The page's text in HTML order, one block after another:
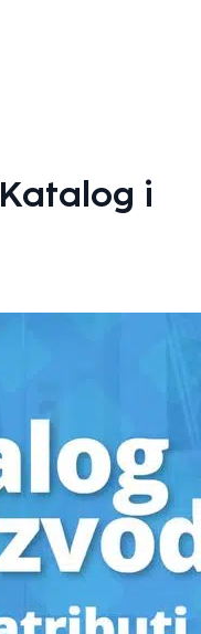
Katalog i